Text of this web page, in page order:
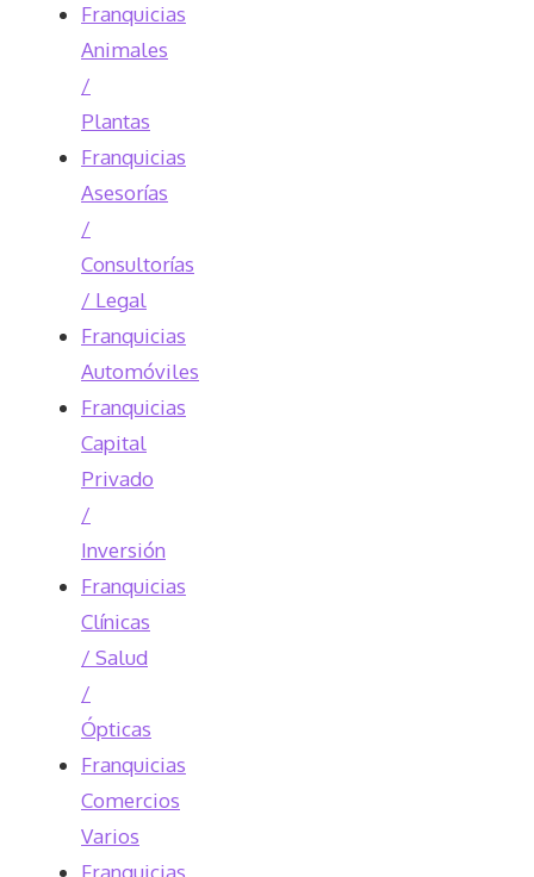
Franquicias
Animales
/
Plantas
Franquicias
Asesorías
/
Consultorías
/ Legal
Franquicias
Automóviles
Franquicias
Capital
Privado
/
Inversión
Franquicias
Clínicas
/ Salud
/
Ópticas
Franquicias
Comercios
Varios